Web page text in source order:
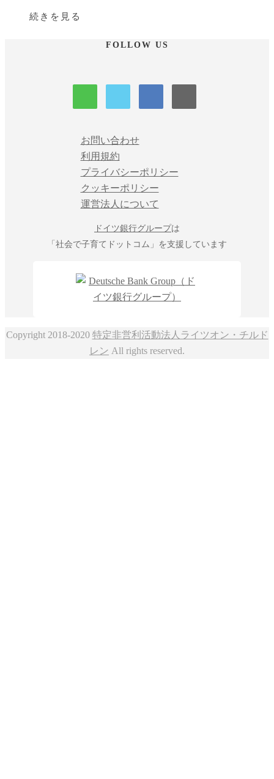
続きを見る
FOLLOW US
お問い合わせ
利用規約
プライバシーポリシー
クッキーポリシー
運営法人について
ドイツ銀行グループは
「社会で子育てドットコム」を支援しています
Copyright 2018-2020 特定非営利活動法人ライツオン・チルド
レン All rights reserved.